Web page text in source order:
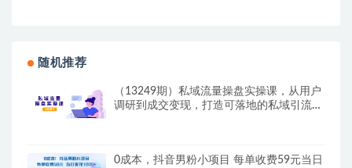
随机推荐
（13249期）私域流量操盘实操课，从用户
调研到成交变现，打造可落地的私域引流策
0成本，抖音男粉小项目 每单收费59元当日